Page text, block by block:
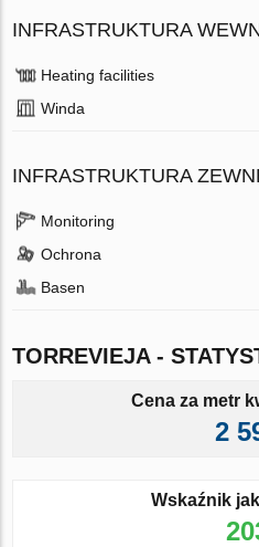
INFRASTRUKTURA
Heating facilities
Winda
INFRASTRUKTURA
Monitoring
Ochrona
Basen
TORREVIEJA -
Cena za metr
2
Wskaźnik